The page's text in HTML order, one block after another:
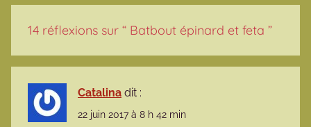
14 réflexions sur “ Batbout épinard et feta ”
Catalina dit :
22 juin 2017 à 8 h 42 min